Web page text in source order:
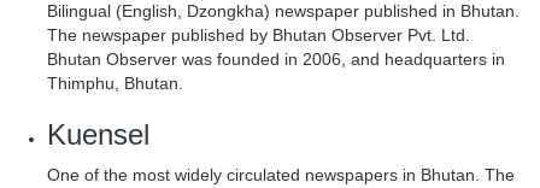
Bilingual (English, Dzongkha) newspaper published in Bhutan.
The newspaper published by Bhutan Observer Pvt. Ltd.
Bhutan Observer was founded in 2006, and headquarters in
Thimphu, Bhutan.
Kuensel
One of the most widely circulated newspapers in Bhutan. The